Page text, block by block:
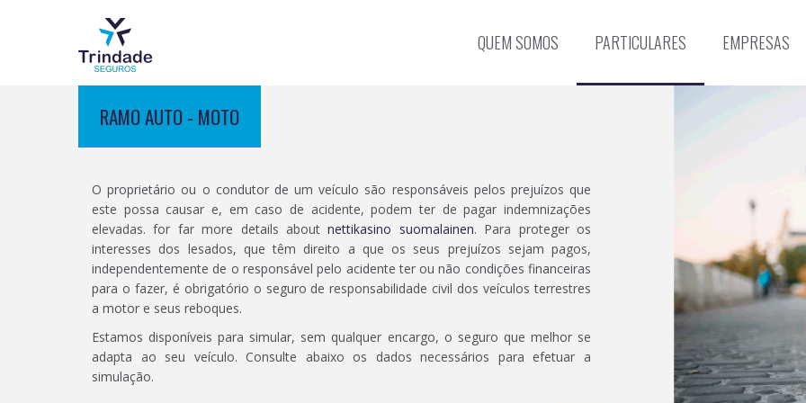
QUEM SOMOS PARTICULARES
Veículo Elétrico
Moto
Condomínio
Alojamento Local
Investimento Único
PPR
Poupança Infantil
Saúde Dental
Saúde Sénior
Trabalhador Independente Seguro de
EMPRESAS
Equipamentos Eletrónicos Saúde Dental
Prémio Fixo e
RAMO AUTO - MOTO
O proprietário ou o condutor de um veículo são responsáveis pelos prejuízos que
este possa causar e, em caso de acidente, podem ter de pagar indemnizações
elevadas. for far more details aboutnettikasino suomalainen. Para proteger os
interesses dos lesados, que têm direito a que os seus prejuízos sejam pagos,
independentemente de o responsável pelo acidente ter ou não condições financeiras
para o fazer, é obrigatório o seguro de responsabilidade civil dos veículos terrestres
a motor e seus reboques.
Estamos disponíveis para simular, sem qualquer encargo, o seguro que melhor se
adapta ao seu veículo. Consulte abaixo os dados necessários para efetuar a
simulação.